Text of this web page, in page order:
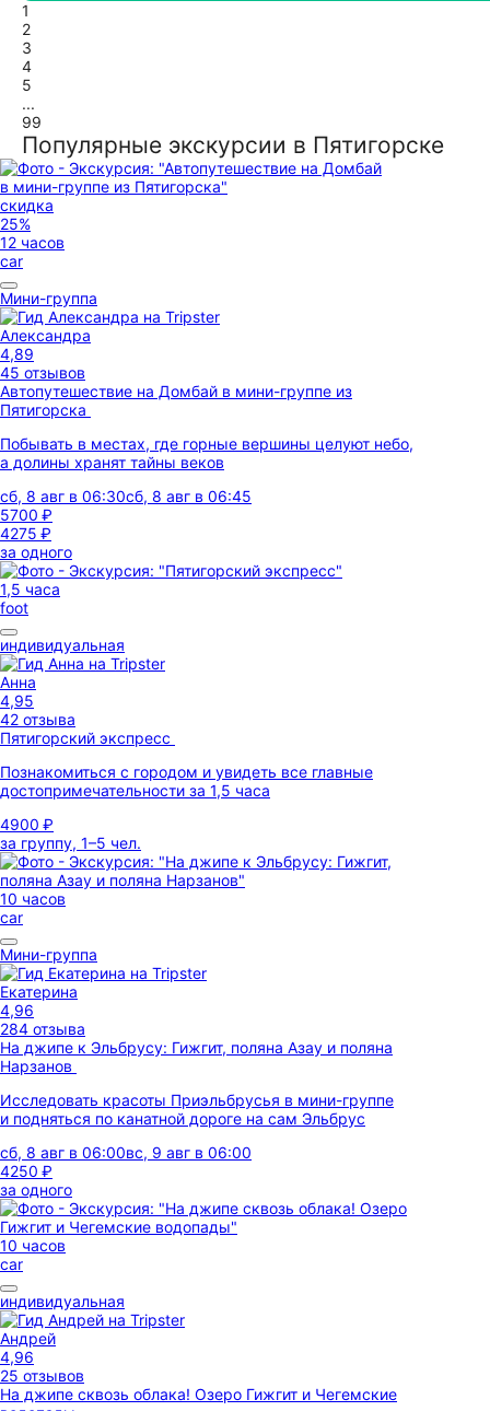
1
2
3
4
5
...
99
Популярные экскурсии в Пятигорске
скидка
25%
12 часов
car
Мини-группа
Александра
4,89
45 отзывов
Автопутешествие на Домбай в мини-группе из
Пятигорска
Побывать в местах, где горные вершины целуют небо,
а долины хранят тайны веков
сб, 8 авг в 06:30сб, 8 авг в 06:45
5700 ₽
4275 ₽
за одного
1,5 часа
foot
индивидуальная
Анна
4,95
42 отзыва
Пятигорский экспресс
Познакомиться с городом и увидеть все главные
достопримечательности за 1,5 часа
4900 ₽
за группу, 1–5 чел.
10 часов
car
Мини-группа
Екатерина
4,96
284 отзыва
На джипе к Эльбрусу: Гижгит, поляна Азау и поляна
Нарзанов
Исследовать красоты Приэльбрусья в мини-группе
и подняться по канатной дороге на сам Эльбрус
сб, 8 авг в 06:00вс, 9 авг в 06:00
4250 ₽
за одного
10 часов
car
индивидуальная
Андрей
4,96
25 отзывов
На джипе сквозь облака! Озеро Гижгит и Чегемские